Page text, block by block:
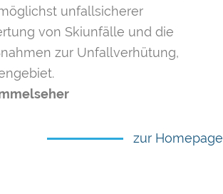
unfallsicherer
von Skiunfälle und die
zur Unfallverhütung,
zur Homepage